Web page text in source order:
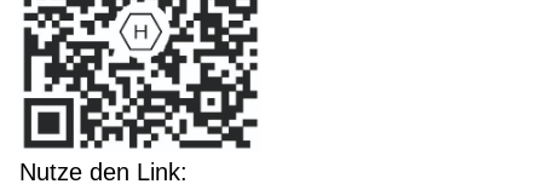
Nutze den Link: